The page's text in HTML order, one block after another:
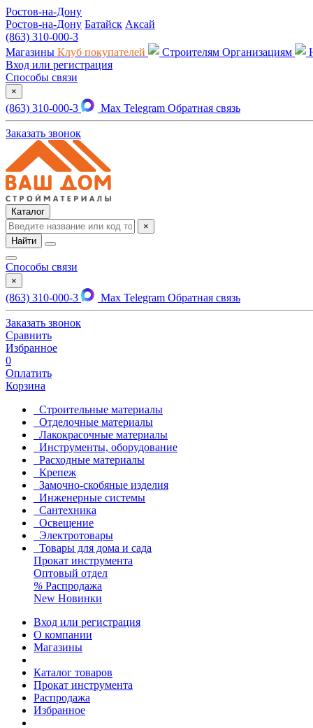
Ростов-на-Дону
Ростов-на-Дону Батайск Аксай
(863) 310-000-3
Магазины Клуб покупателей Строителям Организациям
Вход или регистрация
Способы связи
×
(863) 310-000-3 Max Telegram Обратная связь
Заказать звонок
Каталог
×
Найти
Способы связи
×
(863) 310-000-3 Max Telegram Обратная связь
Заказать звонок
Сравнить
Избранное
0
Оплатить
Корзина
Строительные материалы
Отделочные материалы
Лакокрасочные материалы
Инструменты, оборудование
Расходные материалы
Крепеж
Замочно-скобяные изделия
Инженерные системы
Сантехника
Освещение
Электротовары
Товары для дома и сада
Прокат инструмента
Оптовый отдел
% Распродажа
New Новинки
Вход или регистрация
О компании
Магазины
Каталог товаров
Прокат инструмента
Распродажа
Избранное